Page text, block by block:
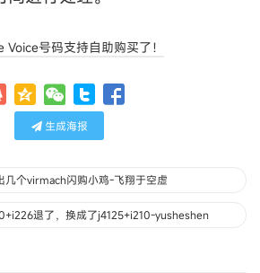
Voice号码支持自助购买了！
生成海报
几个virmach闪购小鸡-飞翔于空虚
退了，换成了j4125+i210-yusheshen